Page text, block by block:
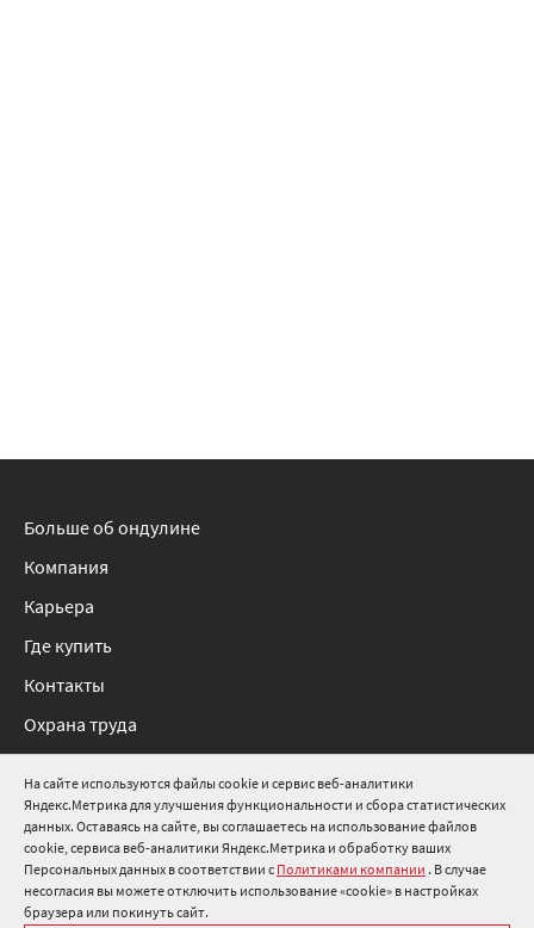
На сайте используются файлы cookie и сервис веб-аналитики
Яндекс.Метрика для улучшения функциональности и сбора статистических
данных. Оставаясь на сайте, вы соглашаетесь на использование файлов
cookie, сервиса веб-аналитики Яндекс.Метрика и обработку ваших
Персональных данных в соответствии с Политиками компании . В случае
несогласия вы можете отключить использование «cookie» в настройках
браузера или покинуть сайт.
8 800 511 91 82
info@onduline.ru
Россия Беларусь Казахстан
Больше об ондулине
Компания
Карьера
Где купить
Контакты
Охрана труда